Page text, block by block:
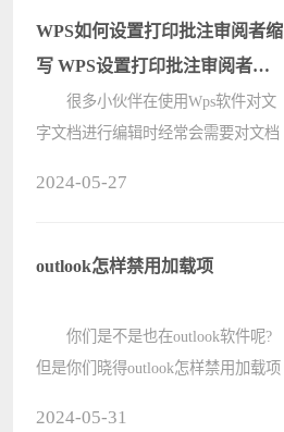
WPS如何设置打印批注审阅者缩
写 WPS设置打印批注审阅者缩
写方法
很多小伙伴在使用Wps软件对文
字文档进行编辑时经常会需要对文档
缩写，但又不知道该怎么进行设置，
2024-05-27
outlook怎样禁用加载项
你们是不是也在outlook软件呢?
但是你们晓得outlook怎样禁用加载项
2024-05-31